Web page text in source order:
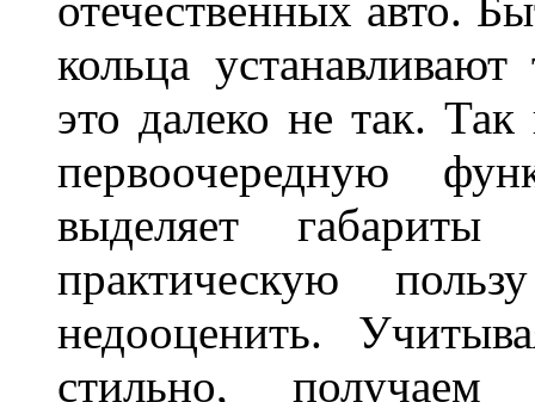
отечественных авто.
кольца
это далеко не так. Так
первоочередную
выделяет
практическую
недооценить.
стильно,